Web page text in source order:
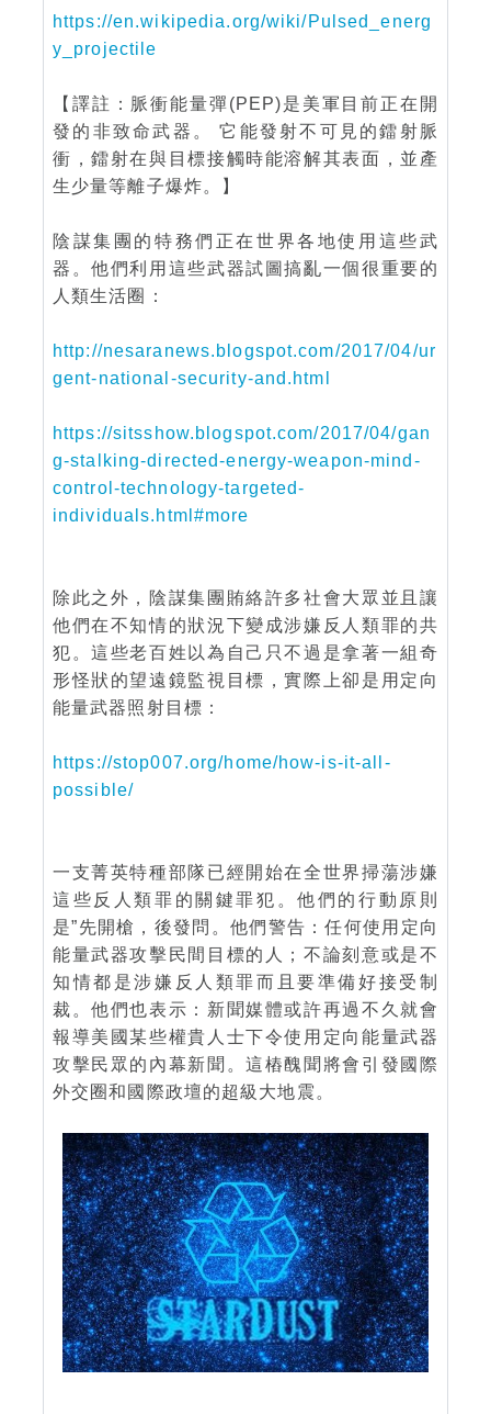
https://en.wikipedia.org/wiki/Pulsed_energ
y_projectile
【譯註：脈衝能量彈(PEP)是美軍目前正在開
發的非致命武器。 它能發射不可見的鐳射脈
衝，鐳射在與目標接觸時能溶解其表面，並產
生少量等離子爆炸。】
陰謀集團的特務們正在世界各地使用這些武
器。他們利用這些武器試圖搞亂一個很重要的
人類生活圈：
http://nesaranews.blogspot.com/2017/04/ur
gent-national-security-and.html
https://sitsshow.blogspot.com/2017/04/gan
g-stalking-directed-energy-weapon-mind-
control-technology-targeted-
individuals.html#more
除此之外，陰謀集團賄絡許多社會大眾並且讓
他們在不知情的狀況下變成涉嫌反人類罪的共
犯。這些老百姓以為自己只不過是拿著一組奇
形怪狀的望遠鏡監視目標，實際上卻是用定向
能量武器照射目標：
https://stop007.org/home/how-is-it-all-
possible/
一支菁英特種部隊已經開始在全世界掃蕩涉嫌
這些反人類罪的關鍵罪犯。他們的行動原則
是”先開槍，後發問。他們警告：任何使用定向
能量武器攻擊民間目標的人；不論刻意或是不
知情都是涉嫌反人類罪而且要準備好接受制
裁。他們也表示：新聞媒體或許再過不久就會
報導美國某些權貴人士下令使用定向能量武器
攻擊民眾的內幕新聞。這樁醜聞將會引發國際
外交圈和國際政壇的超級大地震。